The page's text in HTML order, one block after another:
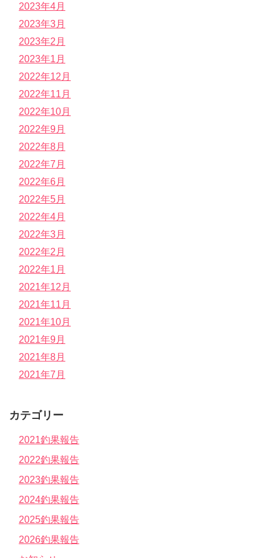
2023年4月
2023年3月
2023年2月
2023年1月
2022年12月
2022年11月
2022年10月
2022年9月
2022年8月
2022年7月
2022年6月
2022年5月
2022年4月
2022年3月
2022年2月
2022年1月
2021年12月
2021年11月
2021年10月
2021年9月
2021年8月
2021年7月
カテゴリー
2021釣果報告
2022釣果報告
2023釣果報告
2024釣果報告
2025釣果報告
2026釣果報告